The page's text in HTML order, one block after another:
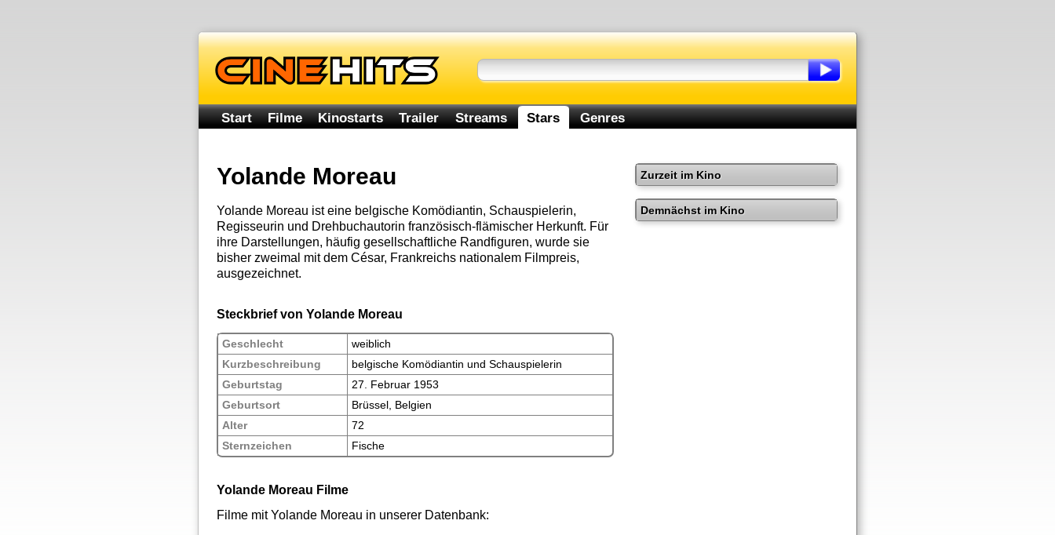
Start Filme Kinostarts Trailer Streams Stars Genres
Yolande Moreau
Yolande Moreau ist eine belgische Komödiantin, Schauspielerin,
Regisseurin und Drehbuchautorin französisch-flämischer Herkunft. Für
ihre Darstellungen, häufig gesellschaftliche Randfiguren, wurde sie
bisher zweimal mit dem César, Frankreichs nationalem Filmpreis,
ausgezeichnet.
Steckbrief von Yolande Moreau
Geschlecht
weiblich
Kurzbeschreibung
belgische Komödiantin und Schauspielerin
Geburtstag
27. Februar 1953
Geburtsort
Brüssel, Belgien
Alter
72
Sternzeichen
Fische
Yolande Moreau Filme
Filme mit Yolande Moreau in unserer Datenbank:
Zurzeit im Kino
Demnächst im Kino